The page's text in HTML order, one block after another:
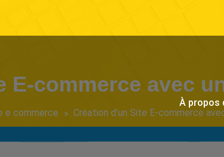
À propos
E-commerce avec
e commerce Création d’un Site E-commerce